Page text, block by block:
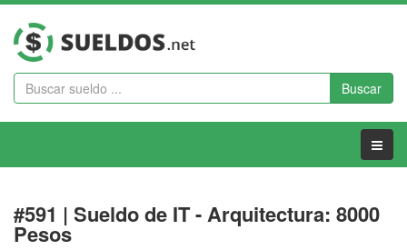
Buscar
Menu
#591 | Sueldo de IT - Arquitectura: 8000
Pesos